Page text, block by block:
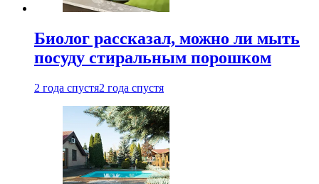
Биолог рассказал, можно ли мыть
посуду стиральным порошком
2 года спустя2 года спустя